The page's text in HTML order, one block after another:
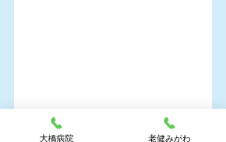
空床のお知らせ（老健みがわ）
老健みがわ_お知らせ
大橋病院 老健みがわ